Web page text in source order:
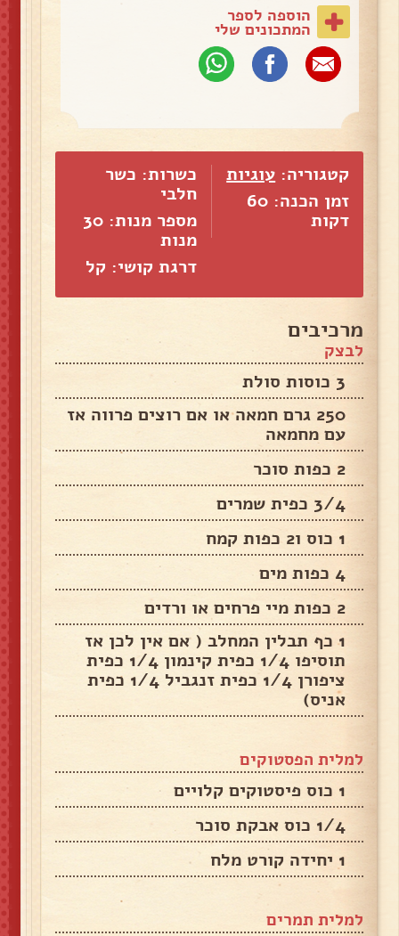
הוספה לספר
המתכונים שלי
קטגוריה: עוגיות
זמן הכנה: 60
דקות
כשרות: כשר
חלבי
מספר מנות: 30
מנות
דרגת קושי: קל
מרכיבים
לבצק
3 כוסות סולת
250 גרם חמאה או אם רוצים פרווה אז
עם מחמאה
2 כפות סוכר
3/4 כפית שמרים
1 כוס ו2 כפות קמח
4 כפות מים
2 כפות מיי פרחים או ורדים
1 כף תבלין המחלב ( אם אין לכן אז
תוסיפו 1/4 כפית קינמון 1/4 כפית
ציפורן 1/4 כפית זנגביל 1/4 כפית
אניס)
למלית הפסטוקים
1 כוס פיסטוקים קלויים
1/4 כוס אבקת סוכר
1 יחידה קורט מלח
למלית תמרים